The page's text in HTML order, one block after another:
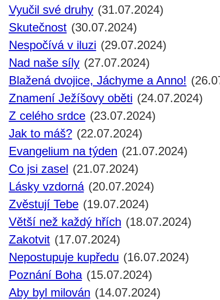
Vyučil své druhy (31.07.2024)
Skutečnost (30.07.2024)
Nespočívá v iluzi (29.07.2024)
Nad naše síly (27.07.2024)
Blažená dvojice, Jáchyme a Anno!
Znamení Ježíšovy oběti (24.07.2024)
Z celého srdce (23.07.2024)
Jak to máš? (22.07.2024)
Evangelium na týden (21.07.2024)
Co jsi zasel (21.07.2024)
Lásky vzdorná (20.07.2024)
Zvěstují Tebe (19.07.2024)
Větší než každý hřích (18.07.2024)
Zakotvit (17.07.2024)
Nepostupuje kupředu (16.07.2024)
Poznání Boha (15.07.2024)
Aby byl milován (14.07.2024)